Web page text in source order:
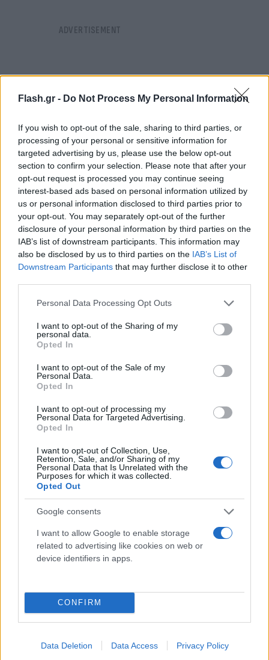
Flash.gr - Do Not Process My Personal Information
If you wish to opt-out of the sale, sharing to third parties, or
processing of your personal or sensitive information for
targeted advertising by us, please use the below opt-out
section to confirm your selection. Please note that after your
opt-out request is processed you may continue seeing
interest-based ads based on personal information utilized by
us or personal information disclosed to third parties prior to
your opt-out. You may separately opt-out of the further
disclosure of your personal information by third parties on the
IAB’s list of downstream participants. This information may
also be disclosed by us to third parties on the IAB’s List of
Downstream Participants that may further disclose it to other
Please note that this website/app uses one or more Google
not limited to your visit or usage behaviour. You may click to
grant or deny consent to Google and its third-party tags to
use your data for below specified purposes in below Google
consent section.
Personal Data Processing Opt Outs
I want to opt-out of the Sharing of my
personal data.
Opted In
I want to opt-out of the Sale of my
Personal Data.
Opted In
I want to opt-out of processing my
Personal Data for Targeted Advertising.
Opted In
I want to opt-out of Collection, Use,
Retention, Sale, and/or Sharing of my
Personal Data that Is Unrelated with the
Purposes for which it was collected.
Opted Out
Google consents
I want to allow Google to enable storage
related to advertising like cookies on web or
device identifiers in apps.
CONFIRM
Data Deletion Data Access Privacy Policy
Από την επίθεση προκλήθηκαν φθορές σε δύο
περιπολικά οχήματα, χωρίς ωστόσο να αναφερθεί
τραυματισμός αστυνομικού.
Οι αστυνομικοί κατάφεραν να ακινητοποιήσουν
τον 32χρονο, ο οποίος, κατά πληροφορίες,
προέβαλε αντίσταση κατά τη σύλληψή του. Σε
αναμένεται να οδηγηθεί ενώπιον του αρμόδιου
εισαγγελέα.
Με πληροφορίες από ΑΠΕ ΜΠΕ